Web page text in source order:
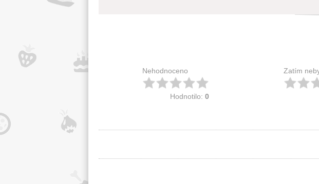
Nehodnoceno
Hodnotilo: 0
Zatím